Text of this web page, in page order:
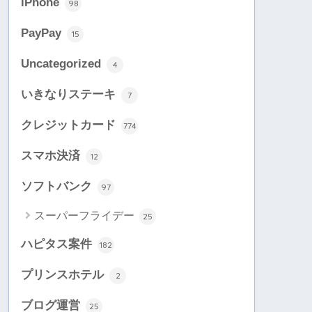
iPhone 98
PayPay 15
Uncategorized 4
いきなりステーキ 7
クレジットカード 774
スマホ決済 12
ソフトバンク 97
スーパーフライデー 25
ハピタス案件 182
プリンスホテル 2
ブログ運営 25